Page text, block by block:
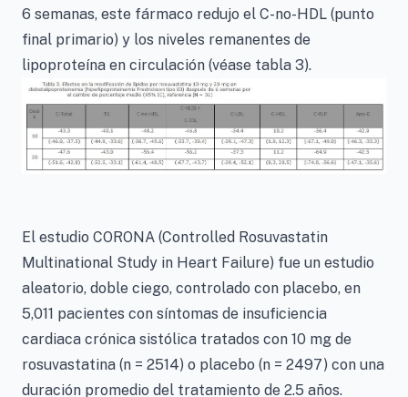
6 semanas, este fármaco redujo el C-no-HDL (punto
final primario) y los niveles remanentes de
lipoproteína en circulación (véase tabla 3).
El estudio CORONA (Controlled Rosuvastatin
Multinational Study in Heart Failure) fue un estudio
aleatorio, doble ciego, controlado con placebo, en
5,011 pacientes con síntomas de insuficiencia
cardiaca crónica sistólica tratados con 10 mg de
rosuvastatina (n = 2514) o placebo (n = 2497) con una
duración promedio del tratamiento de 2.5 años.